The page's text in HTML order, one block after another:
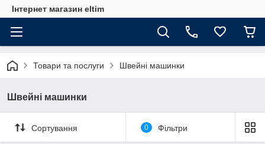
Інтернет магазин eltim
Товари та послуги Швейні машинки
Швейні машинки
Сортування 0 Фільтри